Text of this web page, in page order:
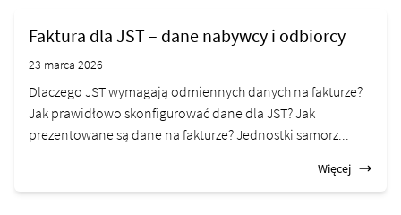
Faktura dla JST – dane nabywcy i odbiorcy
23 marca 2026
Dlaczego JST wymagają odmiennych danych na fakturze?
Jak prawidłowo skonfigurować dane dla JST? Jak
prezentowane są dane na fakturze? Jednostki samorz...
Więcej